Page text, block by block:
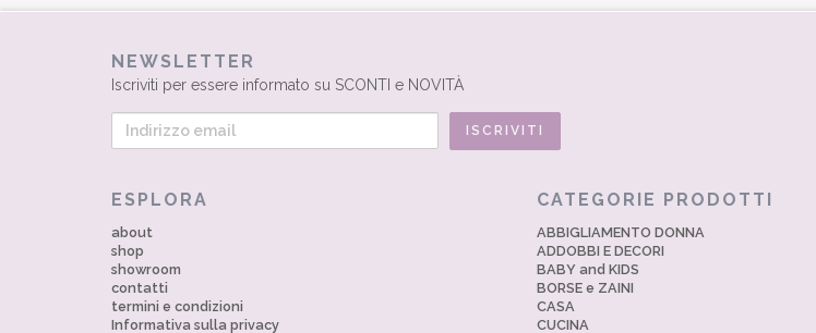
NEWSLETTER
Iscriviti per essere informato su SCONTI e NOVITÀ
ESPLORA
about
shop
showroom
contatti
termini e condizioni
Informativa sulla privacy
CATEGORIE PRODOTTI
ABBIGLIAMENTO DONNA
ADDOBBI E DECORI
BABY and KIDS
BORSE e ZAINI
CASA
CUCINA